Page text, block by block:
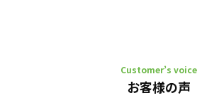
Customer’s voice
お客様の声